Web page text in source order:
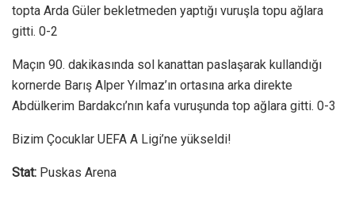
topta Arda Güler bekletmeden yaptığı vuruşla topu ağlara
gitti. 0-2
Maçın 90. dakikasında sol kanattan paslaşarak kullandığı
kornerde Barış Alper Yılmaz’ın ortasına arka direkte
Abdülkerim Bardakcı’nın kafa vuruşunda top ağlara gitti. 0-3
Bizim Çocuklar UEFA A Ligi’ne yükseldi!
Stat: Puskas Arena